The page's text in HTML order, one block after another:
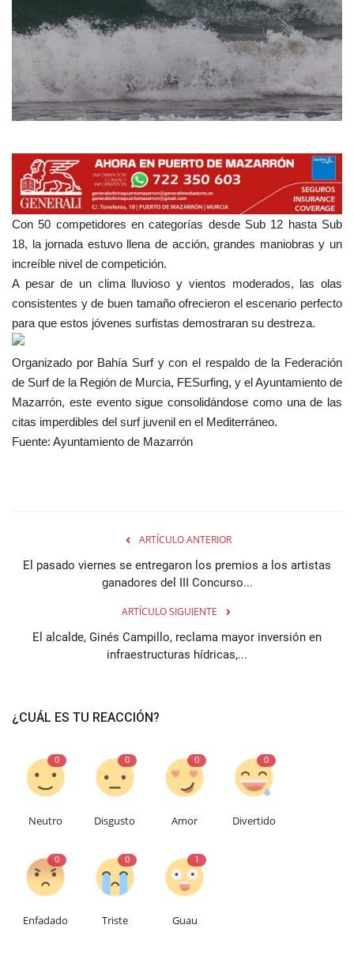
Vídeos
Galerías
Contacto
Empresas
Con 50 competidores en categorías desde Sub 12 hasta Sub
18, la jornada estuvo llena de acción, grandes maniobras y un
increíble nivel de competición.
A pesar de un clima lluvioso y vientos moderados, las olas
consistentes y de buen tamaño ofrecieron el escenario perfecto
para que estos jóvenes surfistas demostraran su destreza.
Organizado por Bahía Surf y con el respaldo de la Federación
de Surf de la Región de Murcia, FESurfing, y el Ayuntamiento de
Mazarrón, este evento sigue consolidándose como una de las
citas imperdibles del surf juvenil en el Mediterráneo.
Fuente: Ayuntamiento de Mazarrón
ARTÍCULO ANTERIOR
El pasado viernes se entregaron los premios a los artistas
ganadores del III Concurso...
ARTÍCULO SIGUIENTE
El alcalde, Ginés Campillo, reclama mayor inversión en
infraestructuras hídricas,...
¿CUÁL ES TU REACCIÓN?
0
Neutro
0
Disgusto
0
Amor
0
Divertido
0
Enfadado
0
Triste
1
Guau